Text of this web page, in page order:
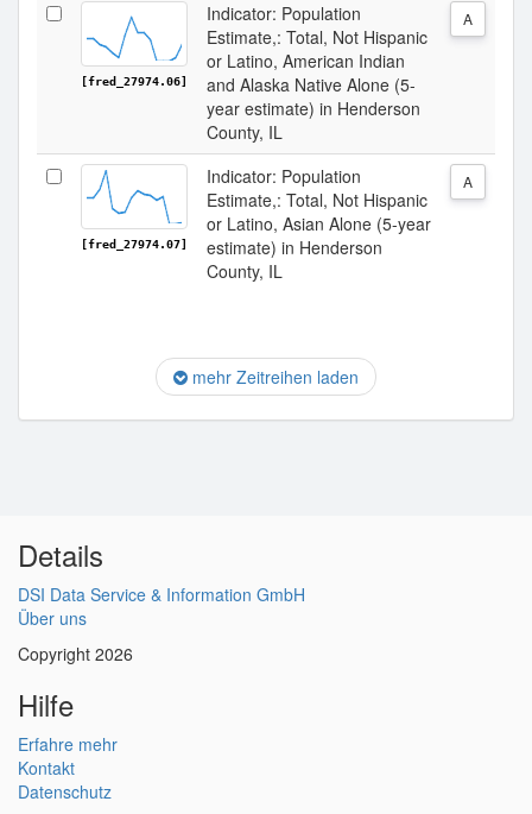
[fred_27974.06]
Indicator: Population
Estimate,: Total, Not Hispanic
or Latino, American Indian
and Alaska Native Alone (5-
year estimate) in Henderson
County, IL
A
[fred_27974.07]
Indicator: Population
Estimate,: Total, Not Hispanic
or Latino, Asian Alone (5-year
estimate) in Henderson
County, IL
A
mehr Zeitreihen laden
Details
DSI Data Service & Information GmbH
Über uns
Copyright 2026
Hilfe
Erfahre mehr
Kontakt
Datenschutz